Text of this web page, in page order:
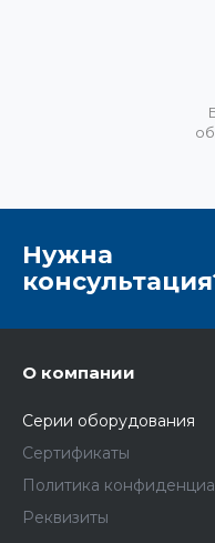
Нужна
О компании
Серии оборудования
Сертификаты
Политика
Реквизиты